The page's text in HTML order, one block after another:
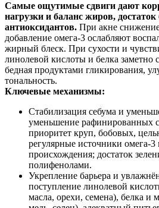
Самые ощутимые сдвиги дают
нагрузки и баланс жиров, достаток
антиоксидантов. При акне
добавление омега‑3 ослабляют
жирный блеск. При сухости и
линолевой кислоты и белка заметно
бедная продуктами гликирования,
тональность.
Ключевые механизмы:
Стабилизация себума и
уменьшение рафинированных
приоритет круп, бобовых,
регулярные источники омега‑3
происхождения; достаток
полифенолами.
Укрепление барьера и
поступление линолевой
масла, орехи, семена), белка и